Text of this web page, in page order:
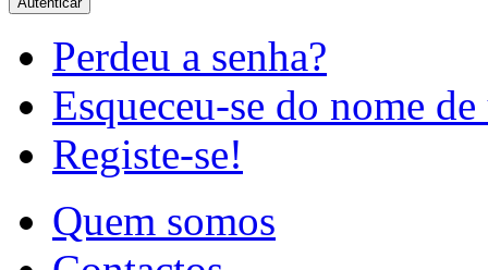
Perdeu a senha?
Esqueceu-se do nome
Registe-se!
Quem somos